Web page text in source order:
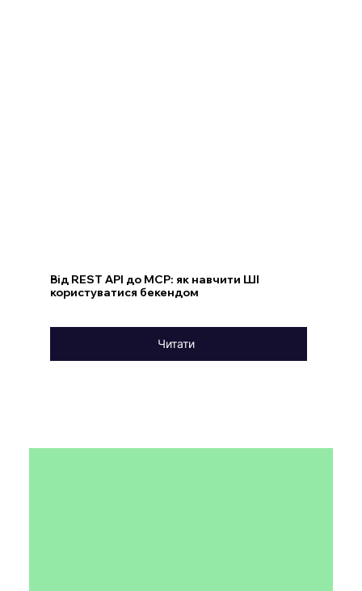
Від REST API до MCP: як навчити ШІ
користуватися бекендом
Читати